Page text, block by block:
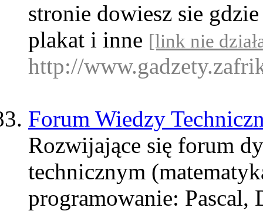
stronie dowiesz sie
plakat i inne [link nie
http://
Forum Wiedzy
Rozwijające się forum
technicznym
programowanie: Pascal,